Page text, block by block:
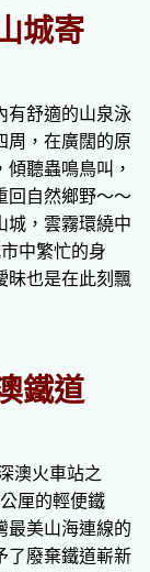
城寄
有舒適的山泉泳
周，在廣闊的原
聽蟲鳴鳥叫，
回自然鄉野～～
城，雲霧環繞中
中繁忙的身
昧也是在此刻飄
鐵道
澳火車站之
厘的輕便鐵
最美山海連線的
了廢棄鐵道嶄新